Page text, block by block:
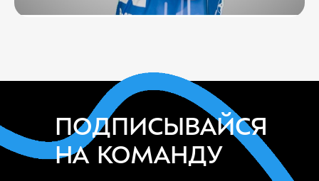
ПОДПИСЫВАЙСЯ
НА КОМАНДУ